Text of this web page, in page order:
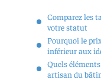
Comparez les
votre statut
Pourquoi le
inférieur aux
Quels
artisan du